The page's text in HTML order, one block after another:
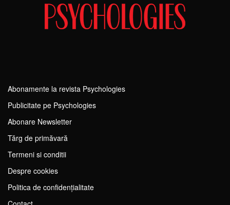
Abonamente la revista Psychologies
Publicitate pe Psychologies
Abonare Newsletter
Tărg de primăvară
Termeni si conditii
Despre cookies
Politica de confidențialitate